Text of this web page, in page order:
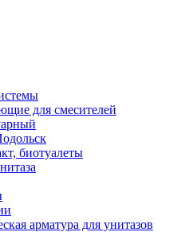
для смесителей
биотуалеты
арматура для унитазов